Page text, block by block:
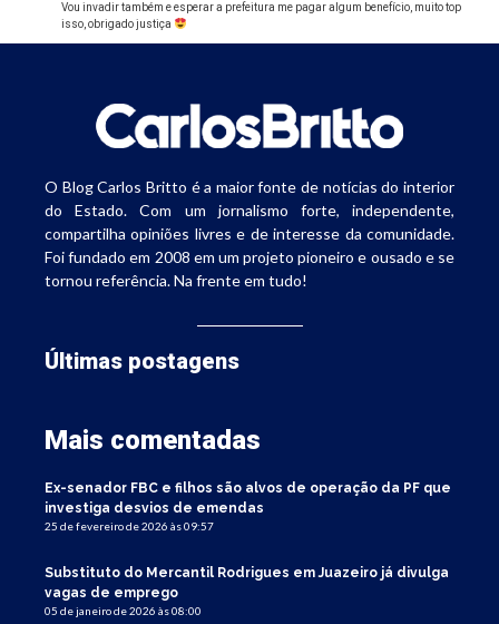
Vou invadir também e esperar a prefeitura me pagar algum benefício, muito top
isso, obrigado justiça
O Blog Carlos Britto é a maior fonte de notícias do interior
do Estado. Com um jornalismo forte, independente,
compartilha opiniões livres e de interesse da comunidade.
Foi fundado em 2008 em um projeto pioneiro e ousado e se
tornou referência. Na frente em tudo!
Últimas postagens
Mais comentadas
Ex-senador FBC e filhos são alvos de operação da PF que
investiga desvios de emendas
25 de fevereiro de 2026 às 09:57
Substituto do Mercantil Rodrigues em Juazeiro já divulga
vagas de emprego
05 de janeiro de 2026 às 08:00